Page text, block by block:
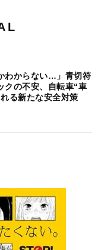
わからない…」青切符
クの不安、自転車“車
る新たな安全対策